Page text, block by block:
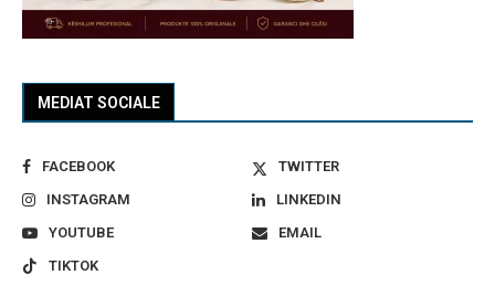
MEDIAT SOCIALE
FACEBOOK
TWITTER
INSTAGRAM
LINKEDIN
YOUTUBE
EMAIL
TIKTOK